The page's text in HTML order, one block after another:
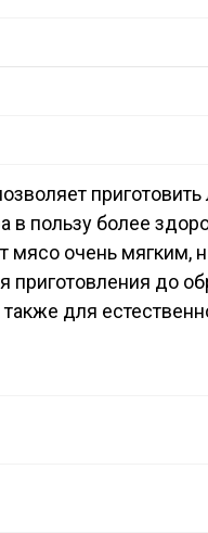
в пользу более
очень
до
для